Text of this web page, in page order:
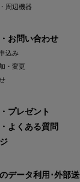
周辺機器
お問い合わせ
込み
・変更
プレゼント
よくある質問
データ利用･外部